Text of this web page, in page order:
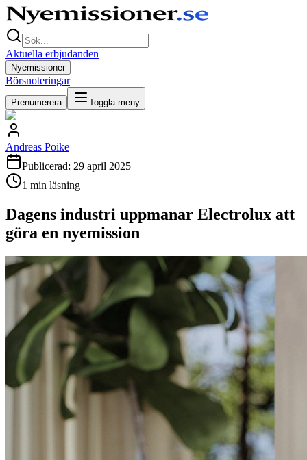
Aktuella erbjudanden
Nyemissioner
Börsnoteringar
Prenumerera Toggla meny
Andreas Poike
Publicerad: 29 april 2025
1 min läsning
Dagens industri uppmanar Electrolux att
göra en nyemission